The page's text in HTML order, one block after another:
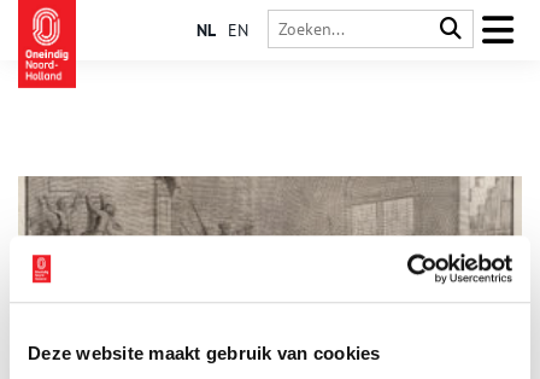
Deze website maakt gebruik van cookies
NL EN